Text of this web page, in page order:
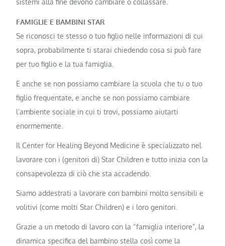
sistemi alla fine devono cambiare o collassare.
FAMIGLIE E ​​BAMBINI STAR
Se riconosci te stesso o tuo figlio nelle informazioni di cui
sopra, probabilmente ti starai chiedendo cosa si può fare
per tuo figlio e la tua famiglia.
E anche se non possiamo cambiare la scuola che tu o tuo
figlio frequentate, e anche se non possiamo cambiare
l’ambiente sociale in cui ti trovi, possiamo aiutarti
enormemente.
Il Center for Healing Beyond Medicine è specializzato nel
lavorare con i (genitori di) Star Children e tutto inizia con la
consapevolezza di ciò che sta accadendo.
Siamo addestrati a lavorare con bambini molto sensibili e
volitivi (come molti Star Children) e i loro genitori.
Grazie a un metodo di lavoro con la “famiglia interiore”, la
dinamica specifica del bambino stella così come la